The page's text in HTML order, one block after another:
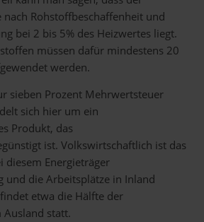
nach Rohstoffbeschaffenheit und
bei 2 bis 5% des Heizwertes liegt.
müssen dafür mindestens 20
werden.
sieben Prozent Mehrwertsteuer
sich hier um ein
Produkt, das
ist. Volkswirtschaftlich ist das
diesem Energieträger
und die Arbeitsplätze in Inland
etwa die Hälfte der
statt.